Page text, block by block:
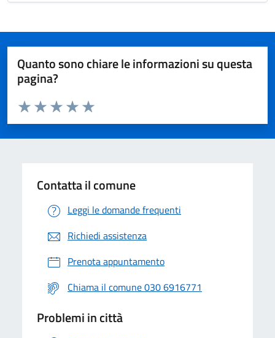
Quanto sono chiare le informazioni su questa
pagina?
Valuta da 1 a 5 stelle la pagina
Valuta 5 stelle su 5
Valuta 4 stelle su 5
Valuta 3 stelle su 5
Valuta 2 stelle su 5
Valuta 1 stelle su 5
Contatta il comune
Leggi le domande frequenti
Richiedi assistenza
Prenota appuntamento
Chiama il comune 030 6916771
Problemi in città